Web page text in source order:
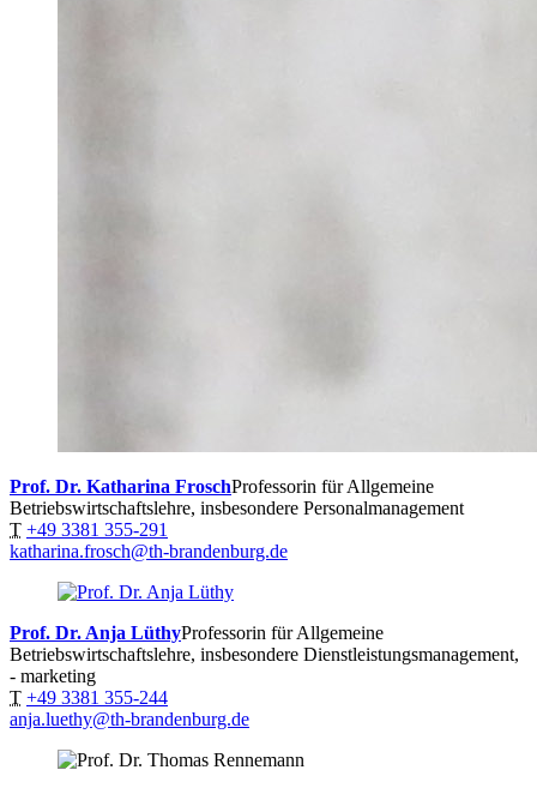
Prof. Dr. Katharina FroschProfessorin für Allgemeine
Betriebswirtschaftslehre, insbesondere Personalmanagement
T +49 3381 355-291
katharina.frosch@th-brandenburg.de
Prof. Dr. Anja LüthyProfessorin für Allgemeine
Betriebswirtschaftslehre, insbesondere Dienstleistungsmanagement,
- marketing
T +49 3381 355-244
anja.luethy@th-brandenburg.de